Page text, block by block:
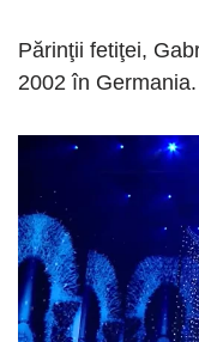
Părinţii fetiţei,
2002 în Germania.